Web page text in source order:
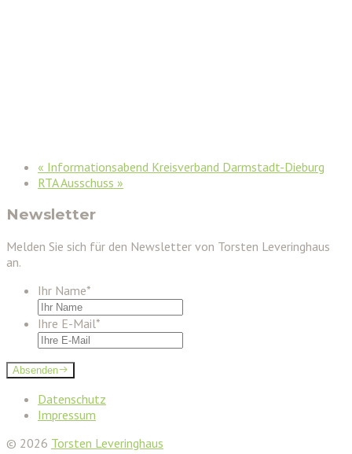
« Informationsabend Kreisverband Darmstadt-Dieburg
RTA Ausschuss »
Newsletter
Melden Sie sich für den Newsletter von Torsten Leveringhaus
an.
Ihr Name*
Ihre E-Mail*
Absenden
Datenschutz
Impressum
© 2026 Torsten Leveringhaus